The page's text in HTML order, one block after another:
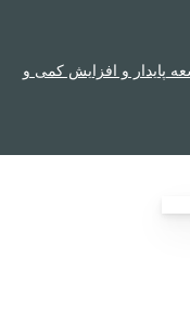
پایدار و افزایش کمی و